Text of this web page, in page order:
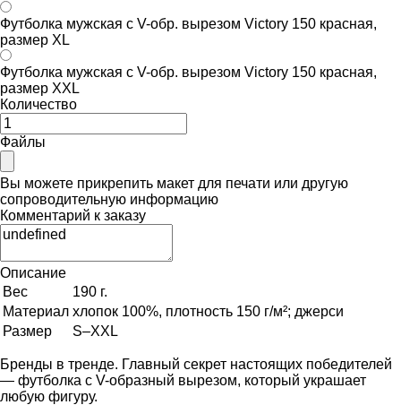
Футболка мужская с V-обр. вырезом Victory 150 красная,
размер XL
Футболка мужская с V-обр. вырезом Victory 150 красная,
размер XXL
Количество
Файлы
Вы можете прикрепить макет для печати или другую
сопроводительную информацию
Комментарий к заказу
Описание
Вес
190 г.
Материал хлопок 100%, плотность 150 г/м²; джерси
Размер
S–XXL
Бренды в тренде. Главный секрет настоящих победителей
— футболка с V-образный вырезом, который украшает
любую фигуру.